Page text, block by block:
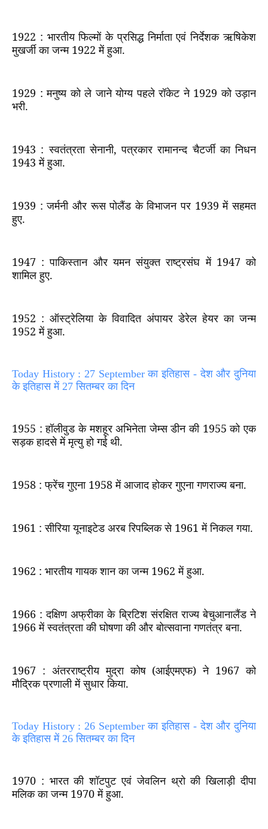
1922 : भारतीय फिल्मों के प्रसिद्ध निर्माता एवं निर्देशक ऋषिकेश
मुखर्जी का जन्म 1922 में हुआ.
1929 :मनुष्य को ले जाने योग्य पहले रॉकेट ने 1929 को उड़ान
भरी.
1943 :स्वतंत्रता सेनानी,पत्रकार रामानन्द चैटर्जी का निधन
1943 में हुआ.
1939 :जर्मनी और रूस पोलैंड के विभाजन पर 1939 में सहमत
हुए.
1947 :पाकिस्तान और यमन संयुक्त राष्ट्रसंघ में 1947को
शामिल हुए.
1952 : ऑस्ट्रेलिया के विवादित अंपायर डेरेल हेयर का जन्म
1952 में हुआ.
Today History : 27 September का इतिहास - देश और दुनिया
के इतिहास में 27 सितम्बर का दिन
1955 :हॉलीवुड के मशहूर अभिनेता जेम्स डीन की 1955 को एक
सड़क हादसे में मृत्यु हो गई थी.
1958 :फ्रेंच गुएना 1958में आजाद होकर गुएना गणराज्य बना.
1961 :सीरिया यूनाइटेड अरब रिपब्लिक से 1961 में निकल गया.
1962 : भारतीय गायक शान का जन्म 1962 में हुआ.
1966 :दक्षिण अफ्रीका के ब्रिटिश संरक्षित राज्य बेचुआनालैंड ने
1966 में स्वतंत्रता की घोषणा की और बोत्सवाना गणतंत्र बना.
1967 : अंतरराष्ट्रीय मुद्रा कोष (आईएमएफ) ने 1967 को
मौद्रिक प्रणाली में सुधार किया.
Today History : 26 September का इतिहास - देश और दुनिया
के इतिहास में 26 सितम्बर का दिन
1970 : भारत की शॉटपुट एवं जेवलिन थ्रो की खिलाड़ी दीपा
मलिक का जन्म 1970में हुआ.